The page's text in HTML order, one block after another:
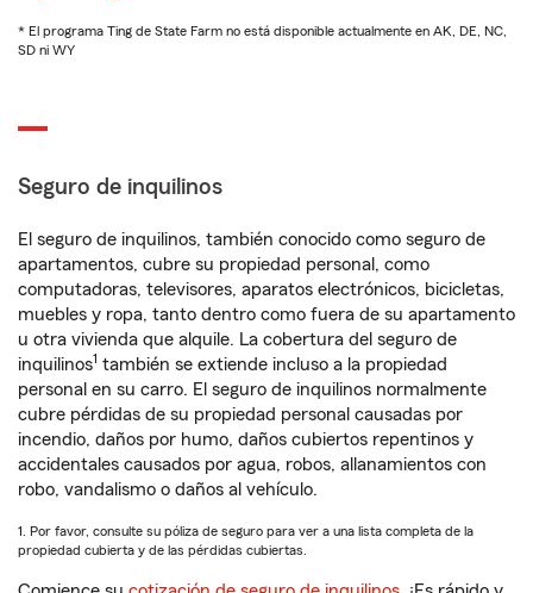
* El programa Ting de State Farm no está disponible actualmente en AK, DE, NC,
SD ni WY
Seguro de inquilinos
El seguro de inquilinos, también conocido como seguro de
apartamentos, cubre su propiedad personal, como
computadoras, televisores, aparatos electrónicos, bicicletas,
muebles y ropa, tanto dentro como fuera de su apartamento
u otra vivienda que alquile. La cobertura del seguro de
inquilinos1 también se extiende incluso a la propiedad
personal en su carro. El seguro de inquilinos normalmente
cubre pérdidas de su propiedad personal causadas por
incendio, daños por humo, daños cubiertos repentinos y
accidentales causados por agua, robos, allanamientos con
robo, vandalismo o daños al vehículo.
1. Por favor, consulte su póliza de seguro para ver a una lista completa de la
propiedad cubierta y de las pérdidas cubiertas.